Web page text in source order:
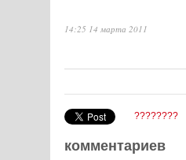
14:25 14 марта 2011
????????
комментариев